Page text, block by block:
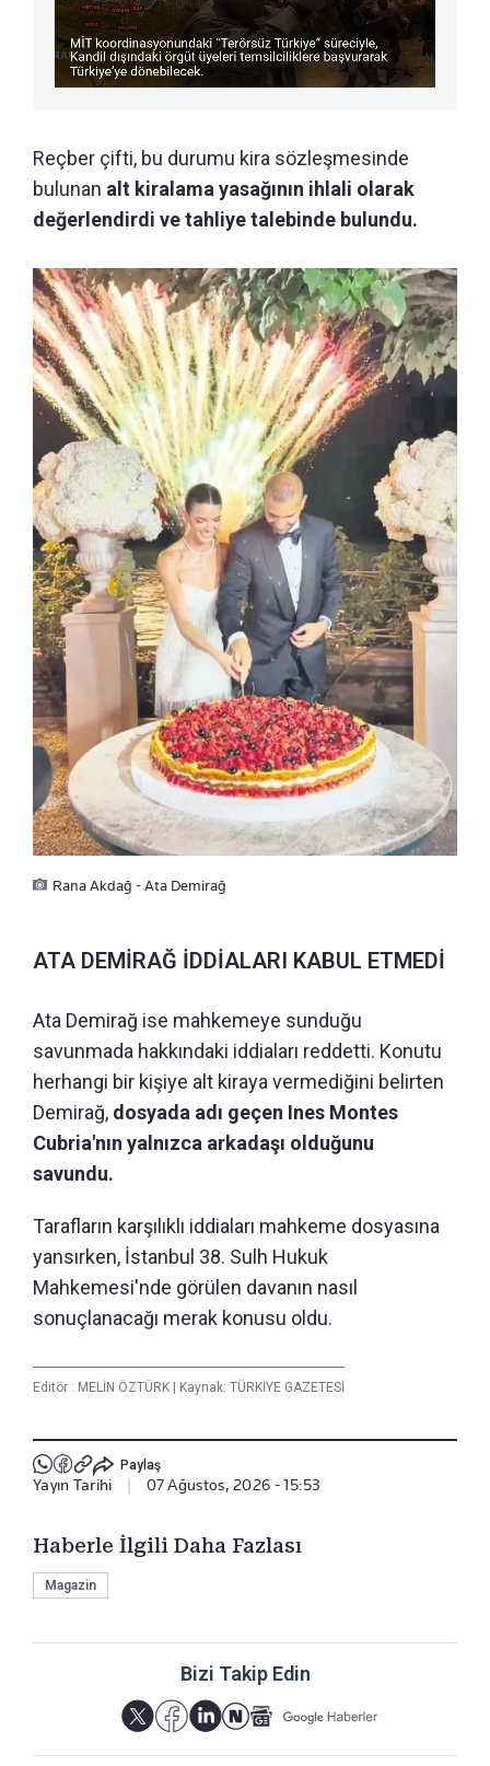
Reçber çifti, bu durumu kira sözleşmesinde
bulunan alt kiralama yasağının ihlali olarak
değerlendirdi ve tahliye talebinde bulundu.
Rana Akdağ - Ata Demirağ
ATA DEMİRAĞ İDDİALARI KABUL ETMEDİ
Ata Demirağ ise mahkemeye sunduğu
savunmada hakkındaki iddiaları reddetti. Konutu
herhangi bir kişiye alt kiraya vermediğini belirten
Demirağ, dosyada adı geçen Ines Montes
Cubria'nın yalnızca arkadaşı olduğunu
savundu.
Tarafların karşılıklı iddiaları mahkeme dosyasına
yansırken, İstanbul 38. Sulh Hukuk
Mahkemesi'nde görülen davanın nasıl
sonuçlanacağı merak konusu oldu.
Editör : MELİN ÖZTÜRK | Kaynak: TÜRKİYE GAZETESİ
Paylaş
Yayın Tarihi | 07 Ağustos, 2026 - 15:53
Haberle İlgili Daha Fazlası
Magazin
Bizi Takip Edin